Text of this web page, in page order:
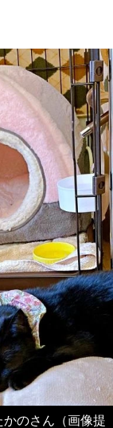
のさん（画像提